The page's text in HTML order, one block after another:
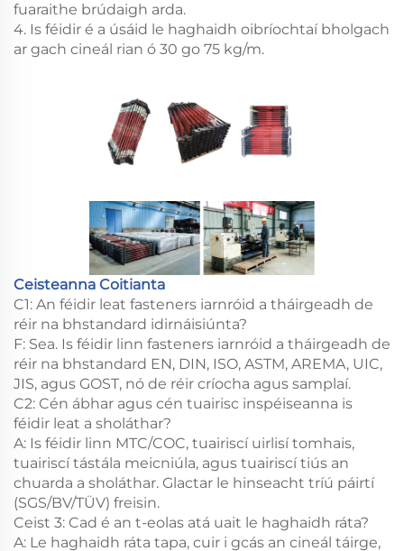
fuaraithe brúdaigh arda.
4. Is féidir é a úsáid le haghaidh oibríochtaí bholgach
ar gach cineál rian ó 30 go 75 kg/m.
Ceisteanna Coitianta
C1: An féidir leat fasteners iarnróid a tháirgeadh de
réir na bhstandard idirnáisiúnta?
F: Sea. Is féidir linn fasteners iarnróid a tháirgeadh de
réir na bhstandard EN, DIN, ISO, ASTM, AREMA, UIC,
JIS, agus GOST, nó de réir críocha agus samplaí.
C2: Cén ábhar agus cén tuairisc inspéiseanna is
féidir leat a sholáthar?
A: Is féidir linn MTC/COC, tuairiscí uirlisí tomhais,
tuairiscí tástála meicniúla, agus tuairiscí tiús an
chuarda a sholáthar. Glactar le hinseacht tríú páirtí
(SGS/BV/TÜV) freisin.
Ceist 3: Cad é an t-eolas atá uait le haghaidh ráta?
A: Le haghaidh ráta tapa, cuir i gcás an cineál táirge,